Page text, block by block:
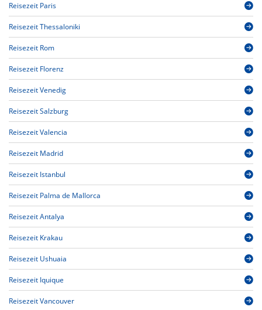
Reisezeit Paris
Reisezeit Thessaloniki
Reisezeit Rom
Reisezeit Florenz
Reisezeit Venedig
Reisezeit Salzburg
Reisezeit Valencia
Reisezeit Madrid
Reisezeit Istanbul
Reisezeit Palma de Mallorca
Reisezeit Antalya
Reisezeit Krakau
Reisezeit Ushuaia
Reisezeit Iquique
Reisezeit Vancouver